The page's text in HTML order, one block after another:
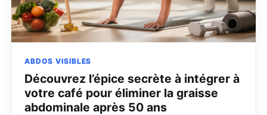
ABDOS VISIBLES
Découvrez l’épice secrète à intégrer à
votre café pour éliminer la graisse
abdominale après 50 ans